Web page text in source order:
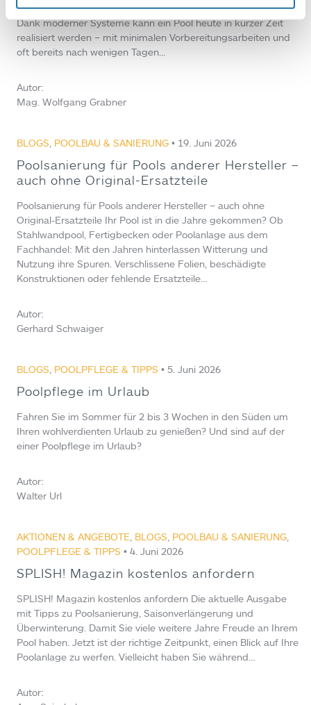
vom eigenen Pool lässt sich auch kurzfristig verwirklichen.
Dank moderner Systeme kann ein Pool heute in kurzer Zeit
realisiert werden – mit minimalen Vorbereitungsarbeiten und
oft bereits nach wenigen Tagen…
Autor:
Mag. Wolfgang Grabner
BLOGS POOLBAU & SANIERUNG • 19. Juni 2026
Poolsanierung für Pools anderer Hersteller –
auch ohne Original-Ersatzteile
Poolsanierung für Pools anderer Hersteller – auch ohne
Original-Ersatzteile Ihr Pool ist in die Jahre gekommen? Ob
Stahlwandpool, Fertigbecken oder Poolanlage aus dem
Fachhandel: Mit den Jahren hinterlassen Witterung und
Nutzung ihre Spuren. Verschlissene Folien, beschädigte
Konstruktionen oder fehlende Ersatzteile…
Autor:
Gerhard Schwaiger
BLOGS POOLPFLEGE & TIPPS • 5. Juni 2026
Poolpflege im Urlaub
Fahren Sie im Sommer für 2 bis 3 Wochen in den Süden um
Ihren wohlverdienten Urlaub zu genießen? Und sind auf der
einer Poolpflege im Urlaub?
Autor:
Walter Url
AKTIONEN & ANGEBOTE BLOGS POOLBAU & SANIERUNG
POOLPFLEGE & TIPPS • 4. Juni 2026
SPLISH! Magazin kostenlos anfordern
SPLISH! Magazin kostenlos anfordern Die aktuelle Ausgabe
mit Tipps zu Poolsanierung, Saisonverlängerung und
Überwinterung. Damit Sie viele weitere Jahre Freude an Ihrem
Pool haben. Jetzt ist der richtige Zeitpunkt, einen Blick auf Ihre
Poolanlage zu werfen. Vielleicht haben Sie während…
Autor: